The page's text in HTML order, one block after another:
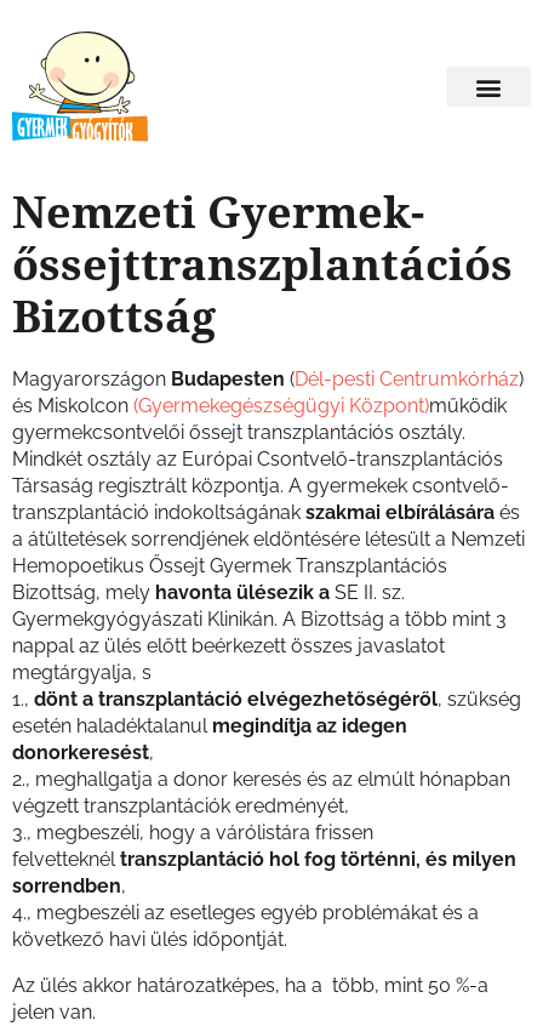
Nemzeti Gyermek-
őssejttranszplantációs
Bizottság
Magyarországon Budapesten (Dél-pesti Centrumkórház)
és Miskolcon (Gyermekegészségügyi Központ)működik
gyermekcsontvelői őssejt transzplantációs osztály.
Mindkét osztály az Európai Csontvelő-transzplantációs
Társaság regisztrált központja. A gyermekek csontvelő-
transzplantáció indokoltságának szakmai elbírálására és
a átültetések sorrendjének eldöntésére létesült a Nemzeti
Hemopoetikus Őssejt Gyermek Transzplantációs
Bizottság, mely havonta ülésezik a SE II. sz.
Gyermekgyógyászati Klinikán. A Bizottság a több mint 3
nappal az ülés előtt beérkezett összes javaslatot
megtárgyalja, s
1., dönt a transzplantáció elvégezhetőségéről, szükség
esetén haladéktalanul megindítja az idegen
donorkeresést,
2., meghallgatja a donor keresés és az elmúlt hónapban
végzett transzplantációk eredményét,
3., megbeszéli, hogy a várólistára frissen
felvetteknéltranszplantáció hol fog történni, és milyen
sorrendben,
4., megbeszéli az esetleges egyéb problémákat és a
következő havi ülés időpontját.
Az ülés akkor határozatképes, ha a több, mint 50 %-a
jelen van.